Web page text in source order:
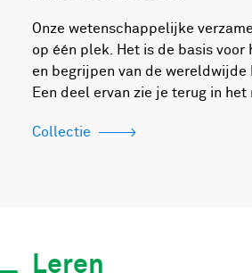
Onze wetenschappelijke
op één plek. Het is de basis voor
en begrijpen van de wereldwijde
Een deel ervan zie je terug in het
Collectie
Leren